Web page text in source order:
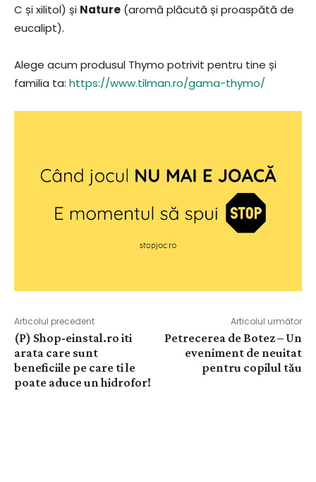
C și xilitol) și Nature (aromă plăcută și proaspătă de
eucalipt).
Alege acum produsul Thymo potrivit pentru tine și
familia ta: https://www.tilman.ro/gama-thymo/
Articolul precedent
(P) Shop-einstal.ro iti
arata care sunt
beneficiile pe care ti le
poate aduce un hidrofor!
Articolul următor
Petrecerea de Botez – Un
eveniment de neuitat
pentru copilul tău